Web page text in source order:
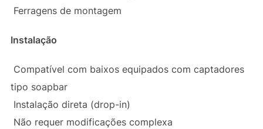
Ferragens de montagem
Instalação
Compatível com baixos equipados com captadores
tipo soapbar
Instalação direta (drop-in)
Não requer modificações complexa